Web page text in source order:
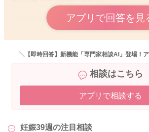
どうぞよろしくお願いします。
アプリで回答を見
＼【即時回答】新機能「専門家相談AI」登場！
相談はこちら
アプリで相談する
妊娠39週の注目相談